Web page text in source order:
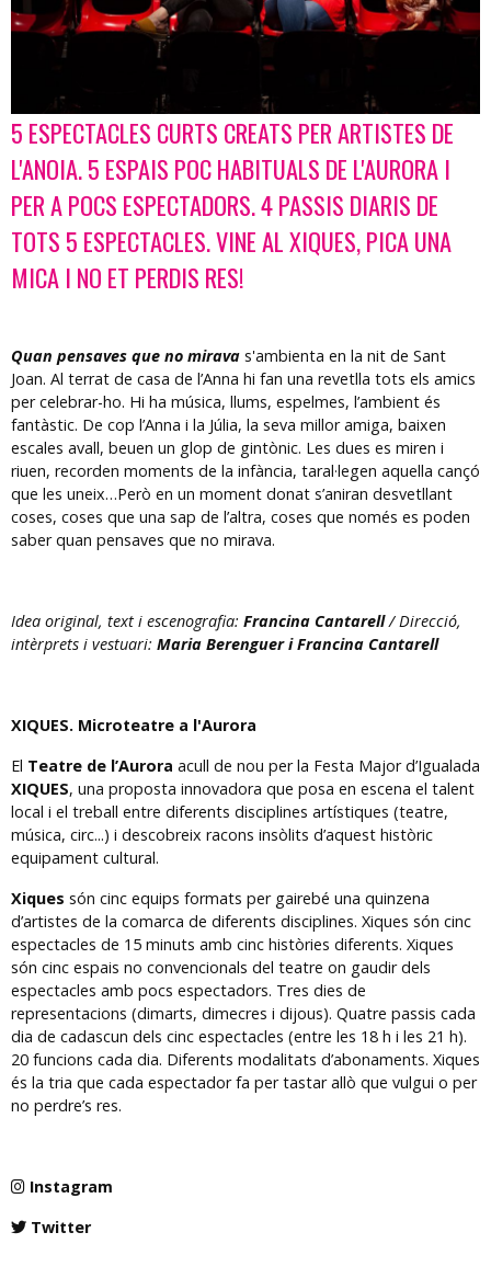
Diapositiva 1 de 1
5 ESPECTACLES CURTS CREATS PER ARTISTES DE
L'ANOIA. 5 ESPAIS POC HABITUALS DE L'AURORA I
PER A POCS ESPECTADORS. 4 PASSIS DIARIS DE
TOTS 5 ESPECTACLES. VINE AL XIQUES, PICA UNA
MICA I NO ET PERDIS RES!
Quan pensaves que no mirava s'ambienta en la nit de Sant
Joan. Al terrat de casa de l’Anna hi fan una revetlla tots els amics
per celebrar-ho. Hi ha música, llums, espelmes, l’ambient és
fantàstic. De cop l’Anna i la Júlia, la seva millor amiga, baixen
escales avall, beuen un glop de gintònic. Les dues es miren i
riuen, recorden moments de la infància, taral·legen aquella cançó
que les uneix…Però en un moment donat s’aniran desvetllant
coses, coses que una sap de l’altra, coses que només es poden
saber quan pensaves que no mirava.
Idea original, text i escenografia: Francina Cantarell/ Direcció,
intèrprets i vestuari: Maria Berenguer i Francina Cantarell
XIQUES. Microteatre a l'Aurora
El Teatre de l’Aurora acull de nou per la Festa Major d’Igualada
XIQUES, una proposta innovadora que posa en escena el talent
local i el treball entre diferents disciplines artístiques (teatre,
música, circ...) i descobreix racons insòlits d’aquest històric
equipament cultural.
Xiques són cinc equips formats per gairebé una quinzena
d’artistes de la comarca de diferents disciplines. Xiques són cinc
espectacles de 15 minuts amb cinc històries diferents. Xiques
són cinc espais no convencionals del teatre on gaudir dels
espectacles amb pocs espectadors. Tres dies de
representacions (dimarts, dimecres i dijous). Quatre passis cada
dia de cadascun dels cinc espectacles (entre les 18 h i les 21 h).
20 funcions cada dia. Diferents modalitats d’abonaments. Xiques
és la tria que cada espectador fa per tastar allò que vulgui o per
no perdre’s res.
Instagram
Twitter